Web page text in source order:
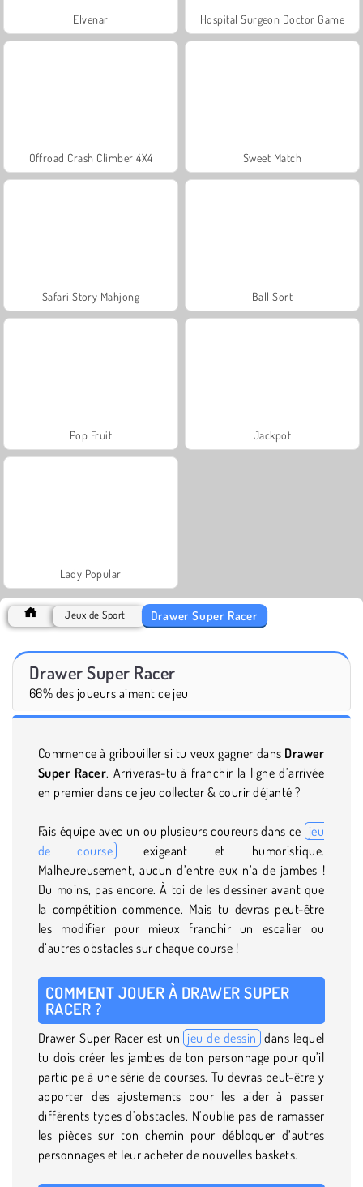
Elvenar Hospital Surgeon Doctor Game
Offroad Crash Climber 4X4 Sweet Match
Safari Story Mahjong Ball Sort
Pop Fruit Jackpot
Lady Popular
Jeux de Sport Drawer Super Racer
Drawer Super Racer
66% des joueurs aiment ce jeu
Commence à gribouiller si tu veux gagner dans Drawer
Super Racer. Arriveras-tu à franchir la ligne d’arrivée
en premier dans ce jeu collecter & courir déjanté ?
Fais équipe avec un ou plusieurs coureurs dans ce jeu
de course
exigeant et humoristique.
Malheureusement, aucun d’entre eux n’a de jambes !
Du moins, pas encore. À toi de les dessiner avant que
la compétition commence. Mais tu devras peut-être
les modifier pour mieux franchir un escalier ou
d’autres obstacles sur chaque course !
COMMENT JOUER À DRAWER SUPER
RACER ?
Drawer Super Racer est un jeu de dessin dans lequel
tu dois créer les jambes de ton personnage pour qu’il
participe à une série de courses. Tu devras peut-être y
apporter des ajustements pour les aider à passer
différents types d’obstacles. N’oublie pas de ramasser
les pièces sur ton chemin pour débloquer d’autres
personnages et leur acheter de nouvelles baskets.